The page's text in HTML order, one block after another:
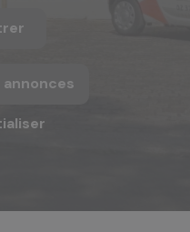
annonces